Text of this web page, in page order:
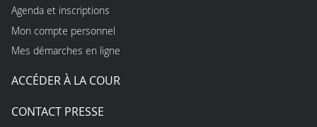
Agenda et inscriptions
Mon compte personnel
Mes démarches en ligne
ACCÉDER À LA COUR
CONTACT PRESSE